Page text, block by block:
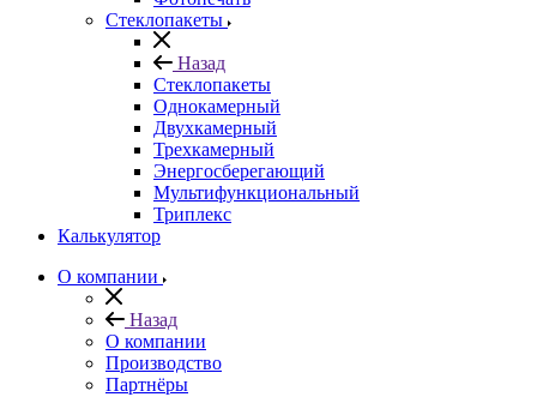
Стеклопакеты
Назад
Стеклопакеты
Однокамерный
Двухкамерный
Трехкамерный
Энергосберегающий
Мультифункциональный
Триплекс
Калькулятор
О компании
Назад
О компании
Производство
Партнёры